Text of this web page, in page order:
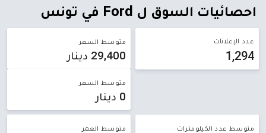
احصائيات السوق ل Ford في تونس
عدد الإعلانات
1,294
متوسط ​​السعر
29,400 دينار
متوسط ​​السعر
0 دينار
متوسط عدد الكيلومترات متوسط العمر